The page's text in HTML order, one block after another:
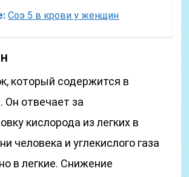
Соэ 5 в крови у женщин
который содержится в
Он отвечает за
кислорода из легких в
человека и углекислого газа
в легкие. Снижение